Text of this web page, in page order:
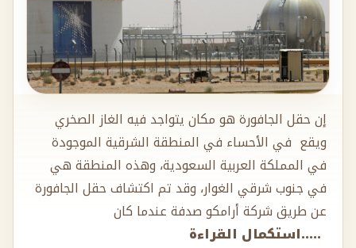
إن حقل الجافورة هو مكان يتواجد فيه الغاز الصخري
ويقع في الأحساء في المنطقة الشرقية الموجودة
في المملكة العربية السعودية، وهذه المنطقة هي
في جنوب شرقي الغوار، وقد تم اكتشاف حقل الجافورة
عن طريق شركة أرامكو صدفة عندما كان
.....استكمال القراءة